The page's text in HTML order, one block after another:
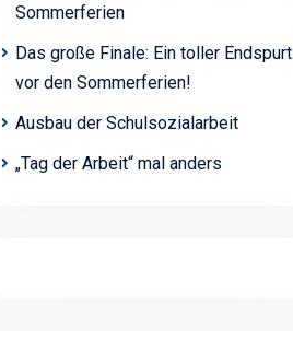
Sommerferien
Das große Finale: Ein toller Endspurt
vor den Sommerferien!
Ausbau der Schulsozialarbeit
„Tag der Arbeit“ mal anders